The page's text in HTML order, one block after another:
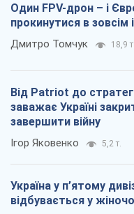
Один FPV-дрон – і
прокинутися в зовсім
Дмитро Томчук 18,9 т.
Від Patriot до
заважає Україні
завершити війну
Ігор Яковенко 5,2 т.
Україна у п’ятому
відбувається у